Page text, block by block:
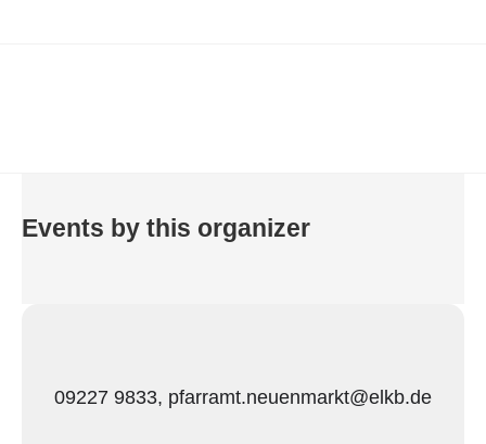
Events by this organizer
09227 9833, pfarramt.neuenmarkt@elkb.de